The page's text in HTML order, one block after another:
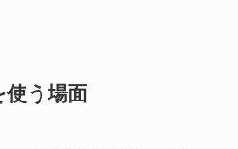
使う場面